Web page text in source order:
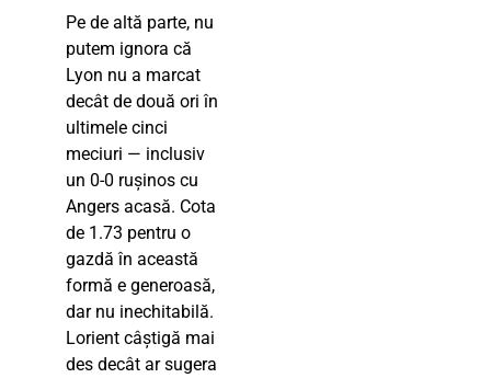
Pe de altă parte, nu
putem ignora că
Lyon nu a marcat
decât de două ori în
ultimele cinci
meciuri — inclusiv
un 0-0 rușinos cu
Angers acasă. Cota
de 1.73 pentru o
gazdă în această
formă e generoasă,
dar nu inechitabilă.
Lorient câștigă mai
des decât ar sugera